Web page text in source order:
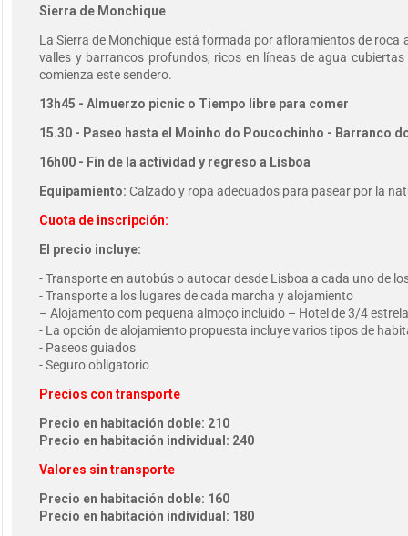
Sierra de Monchique
La Sierra de Monchique está formada por afloramientos de
valles y barrancos profundos, ricos en líneas de agua
comienza este sendero.
13h45 - Almuerzo picnic o Tiempo libre para comer
15.30 - Paseo hasta el Moinho do Poucochinho - Barranco
16h00 - Fin de la actividad y regreso a Lisboa
Equipamiento: Calzado y ropa adecuados para pasear por la
Cuota de inscripción:
El precio incluye:
- Transporte en autobús o autocar desde Lisboa a cada uno de
- Transporte a los lugares de cada marcha y alojamiento
– Alojamento com pequena almoço incluído – Hotel de 3/4
- La opción de alojamiento propuesta incluye varios tipos de
- Paseos guiados
- Seguro obligatorio
Precios con transporte
Precio en habitación doble: 210
Precio en habitación individual: 240
Valores sin transporte
Precio en habitación doble: 160
Precio en habitación individual: 180